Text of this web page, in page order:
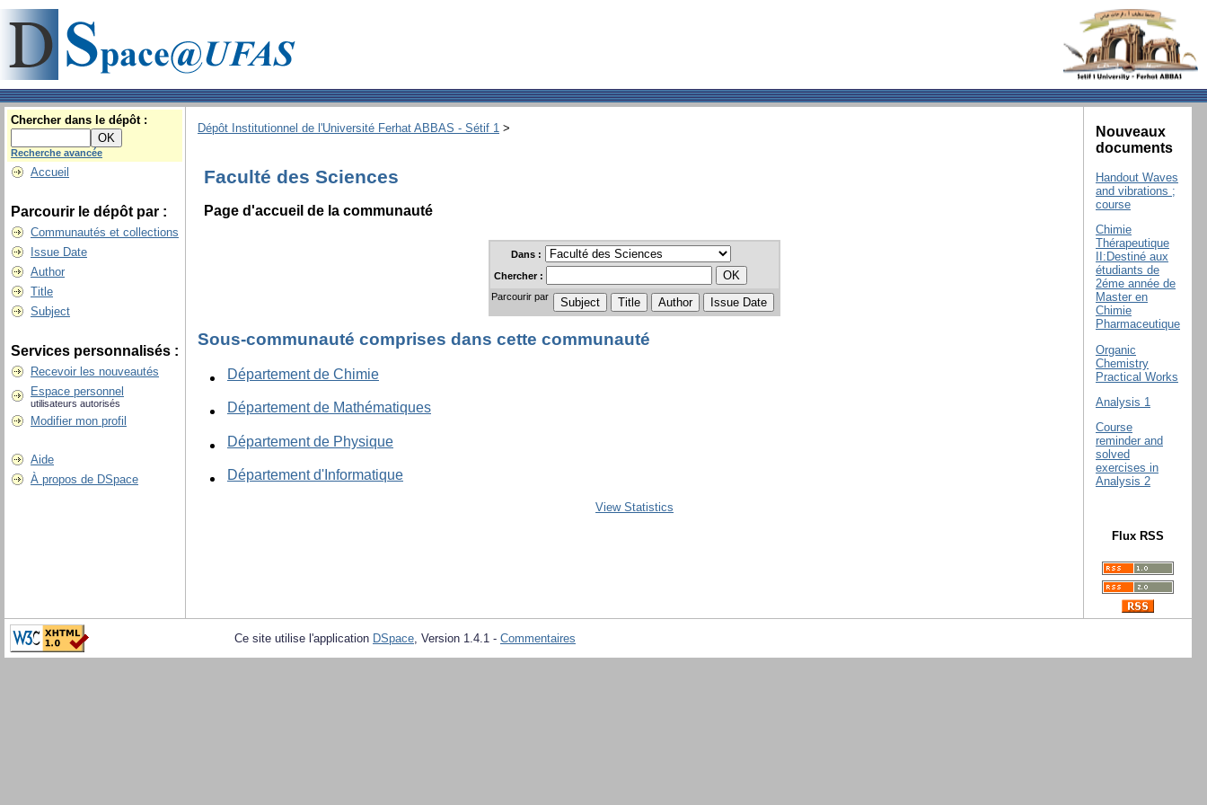
Chercher dans le dépôt :
Recherche avancée
Accueil
Parcourir le dépôt par :
Communautés et collections
Issue Date
Author
Title
Subject
Services personnalisés :
Recevoir les nouveautés
Espace personnel
utilisateurs autorisés
Modifier mon profil
Aide
À propos de DSpace
Dépôt Institutionnel de l'Université Ferhat ABBAS - Sétif 1 >
Faculté des Sciences
Page d'accueil de la communauté
Dans :
Chercher :
Parcourir par
Sous-communauté comprises dans cette communauté
Département de Chimie
Département de Mathématiques
Département de Physique
Département d'Informatique
View Statistics
Nouveaux
documents
Handout Waves
and vibrations ;
course
Chimie
Thérapeutique
II:Destiné aux
étudiants de
2éme année de
Master en
Chimie
Pharmaceutique
Organic
Chemistry
Practical Works
Analysis 1
Course
reminder and
solved
exercises in
Analysis 2
Flux RSS
Ce site utilise l'application DSpace, Version 1.4.1 - Commentaires